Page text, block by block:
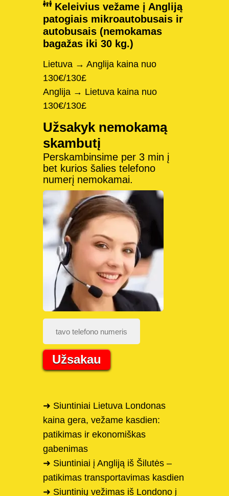
Keleivius vežame į Angliją
patogiais mikroautobusais ir
autobusais (nemokamas
bagažas iki 30 kg.)
Lietuva → Anglija kaina nuo
130€/130£
Anglija → Lietuva kaina nuo
130€/130£
Užsakyk nemokamą
skambutį
Perskambinsime per 3 min į
bet kurios šalies telefono
numerį nemokamai.
Užsakau
➜ Siuntiniai Lietuva Londonas
kaina gera, vežame kasdien:
patikimas ir ekonomiškas
gabenimas
➜ Siuntiniai į Angliją iš Šilutės –
patikimas transportavimas kasdien
➜ Siuntinių vežimas iš Londono į